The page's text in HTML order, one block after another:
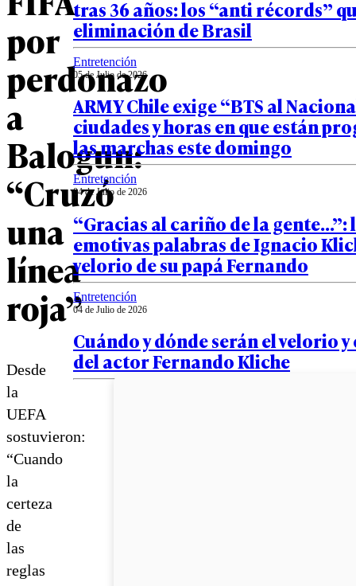
por
perdonazo
a
Balogun:
“Cruzó
una
línea
roja”
Desde
la
UEFA
sostuvieron:
“Cuando
la
certeza
de
las
reglas
tras 36 años: los “anti récords”
eliminación de Brasil
Entretención
05 de Julio de 2026
ARMY Chile exige “BTS al
ciudades y horas en que están
las marchas este domingo
Entretención
04 de Julio de 2026
“Gracias al cariño de la gente…”:
emotivas palabras de Ignacio
velorio de su papá Fernando
Entretención
04 de Julio de 2026
Cuándo y dónde serán el velorio
del actor Fernando Kliche